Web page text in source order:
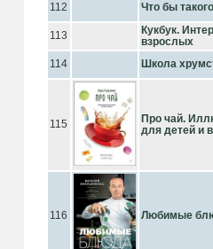
112 Что бы
113
Кукбук.
взрослых
114
Школа
115
Про чай.
для детей и
116 Любимые